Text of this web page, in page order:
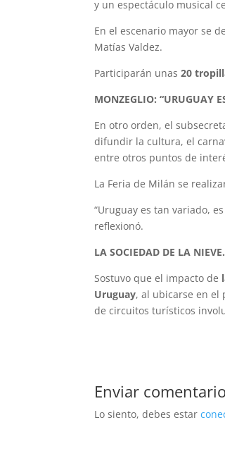
y un espectáculo musical
En el escenario mayor se
Matías Valdez.
Participarán unas20
MONZEGLIO: “URUGUAY
En otro orden, el
difundir la cultura, el
entre otros puntos de
La Feria de Milán se
“Uruguay es tan variado,
reflexionó.
LA SOCIEDAD DE LA NIEVE.
Sostuvo que el impacto de
Uruguay, al ubicarse en el
de circuitos turísticos
Enviar comentario
Lo siento, debes estar